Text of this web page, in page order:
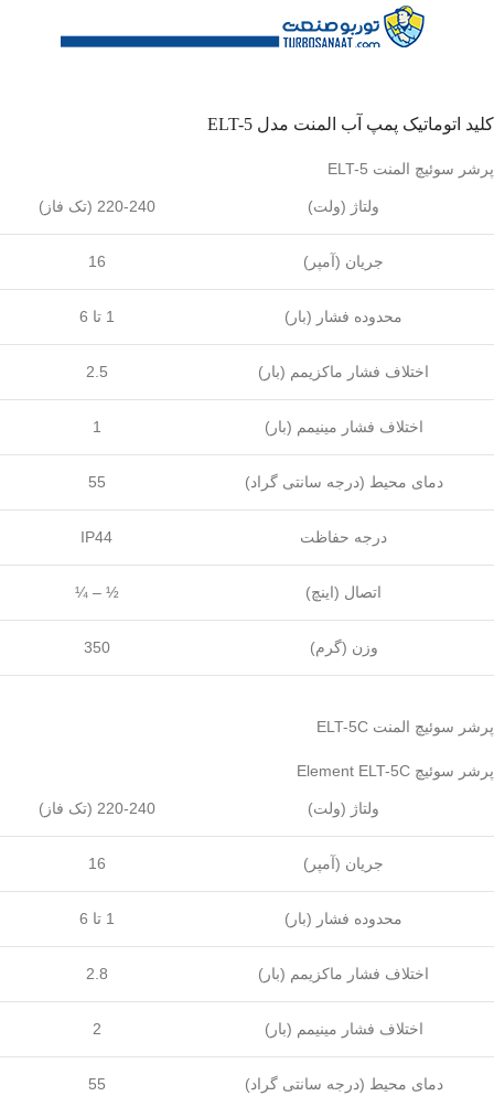
کلید اتوماتیک پمپ آب المنت مدل ELT-5
پرشر سوئیچ المنت ELT-5
ولتاژ (ولت) 220-240 (تک فاز)
جریان (آمپر) 16
محدوده فشار (بار) 1 تا 6
اختلاف فشار ماکزیمم (بار) 2.5
اختلاف فشار مینیمم (بار) 1
دمای محیط (درجه سانتی گراد) 55
درجه حفاظت IP44
اتصال (اینچ) ¼ – ½
وزن (گرم) 350
پرشر سوئیچ المنت ELT-5C
پرشر سوئیچ Element ELT-5C
ولتاژ (ولت) 220-240 (تک فاز)
جریان (آمپر) 16
محدوده فشار (بار) 1 تا 6
اختلاف فشار ماکزیمم (بار) 2.8
اختلاف فشار مینیمم (بار) 2
دمای محیط (درجه سانتی گراد) 55